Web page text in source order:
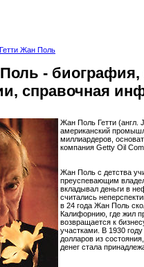
Гетти Жан Поль
-
справочная
Жан Поль Гетти (англ.
американский
миллиардеров,
компания Getty Oil
Жан Поль с детства
преуспевающим
вкладывал деньги в
считались
в 24 года Жан Поль
Калифорнию, где жил
возвращается к
участками. В 1930
долларов из
денег стала